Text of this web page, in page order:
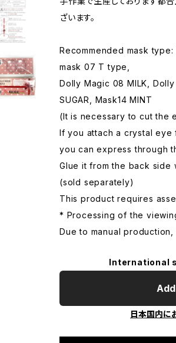
ざいます。
Recommended mask
mask 07 T type,
Dolly Magic 08 MILK, Dolly
SUGAR, Mask14 MINT
(It is necessary to cut the
If you attach a crystal eye
you can express through
Glue it from the back side
(sold separately)
This product requires
* Processing of the
Due to manual
International
日本国内に